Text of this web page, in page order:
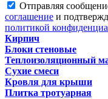
Отправляя
соглашение и
политикой
Кирпич
Блоки стеновые
Теплоизоляционный
Сухие смеси
Кровля для крыши
Плитка тротуарная